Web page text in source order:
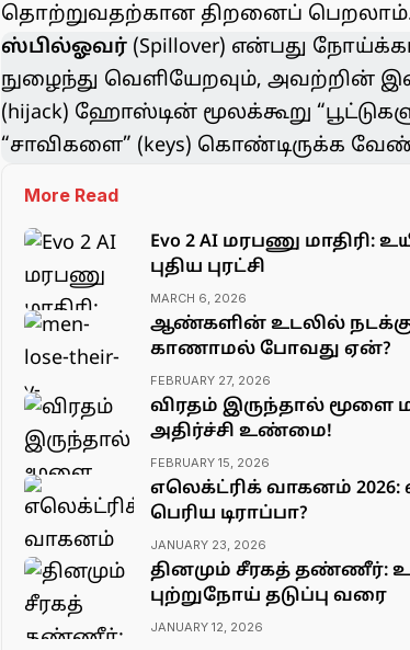
தொற்றுவதற்கான திறனைப்
ஸ்பில்ஓவர் (Spillover) என்பது
நுழைந்து வெளியேறவும், அவற்றின்
(hijack) ஹோஸ்டின் மூலக்கூறு
“சாவிகளை” (keys) கொண்டிருக்க
More Read
Evo 2 AI மரபணு
புதிய புரட்சி
MARCH 6, 2026
ஆண்களின் உடலில்
காணாமல் போவது ஏன்?
FEBRUARY 27, 2026
விரதம் இருந்தால் மூளை
அதிர்ச்சி உண்மை!
FEBRUARY 15, 2026
எலெக்ட்ரிக் வாகனம் 2026:
பெரிய டிராப்பா?
JANUARY 23, 2026
தினமும் சீரகத் தண்ணீர்:
புற்றுநோய் தடுப்பு வரை
JANUARY 12, 2026